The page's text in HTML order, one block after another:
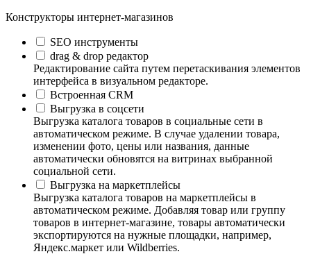
Конструкторы интернет-магазинов
SEO инструменты
drag & drop редактор
Редактирование сайта путем перетаскивания элементов
интерфейса в визуальном редакторе.
Встроенная CRM
Выгрузка в соцсети
Выгрузка каталога товаров в социальные сети в
автоматическом режиме. В случае удалении товара,
изменении фото, цены или названия, данные
автоматически обновятся на витринах выбранной
социальной сети.
Выгрузка на маркетплейсы
Выгрузка каталога товаров на маркетплейсы в
автоматическом режиме. Добавляя товар или группу
товаров в интернет-магазине, товары автоматически
экспортируются на нужные площадки, например,
Яндекс.маркет или Wildberries.